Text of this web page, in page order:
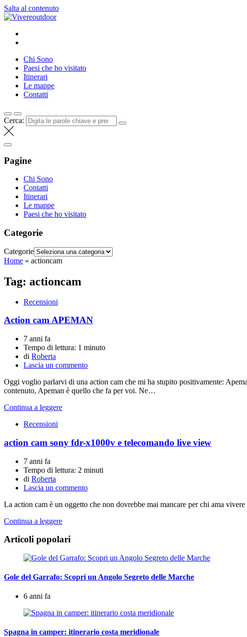
Salta al contenuto
Vivereoutdoor
Make every day an adventure
Chi Sono
Paesi che ho visitato
Itinerari
Le mappe
Contatti
Cerca:
Pagine
Chi Sono
Contatti
Itinerari
Le mappe
Paesi che ho visitato
Categorie
Categorie
Home » actioncam
Tag: actioncam
Recensioni
Action cam APEMAN
7 anni fa
Tempo di lettura: 1 minuto
di Roberta
Lascia un commento
Oggi voglio parlarvi di una action cam che mi ha stupito positivamente:
contenuto, Apeman è quello che fa per voi. Ne…
Continua a leggere
Recensioni
action cam sony fdr-x1000v e telecomando live view
7 anni fa
Tempo di lettura: 2 minuti
di Roberta
Lascia un commento
La action cam è un oggetto che non dovrebbe mai mancare per chi ama
Continua a leggere
Articoli popolari
Gole del Garrafo: Scopri un Angolo Segreto delle Marche
6 anni fa
Spagna in camper: itinerario costa meridionale